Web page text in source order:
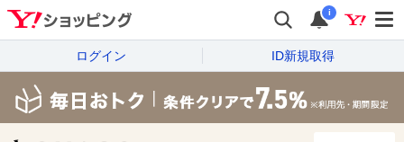
i
ログイン ID新規取得